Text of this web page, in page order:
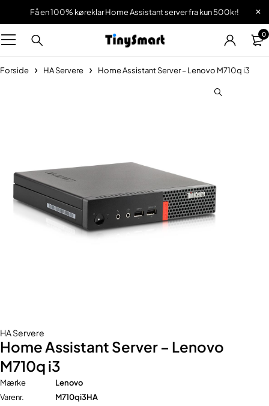
Få en 100% køreklar Home Assistant server fra kun 500kr!
0
Forside HA Servere Home Assistant Server – Lenovo M710q i3
HA Servere
Home Assistant Server – Lenovo
M710q i3
Mærke
Lenovo
Varenr.
M710qi3HA